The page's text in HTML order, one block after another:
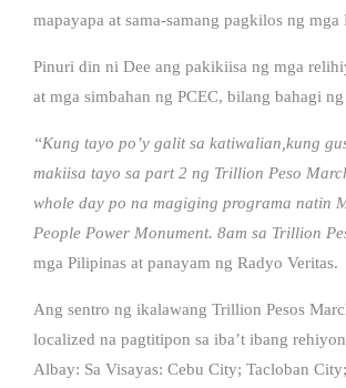
mapayapa at sama-samang pagkilos ng
Pinuri din ni Dee ang pakikiisa ng mga
at mga simbahan ng PCEC, bilang bahagi
“Kung tayo po’y galit sa katiwalian,kung
makiisa tayo sa part 2 ng Trillion Peso
whole day po na magiging programa natin
People Power Monument. 8am sa Trillion
mga Pilipinas at panayam ng Radyo Veritas.
Ang sentro ng ikalawang Trillion Pesos
localized na pagtitipon sa iba’t ibang
Albay: Sa Visayas: Cebu City; Tacloban